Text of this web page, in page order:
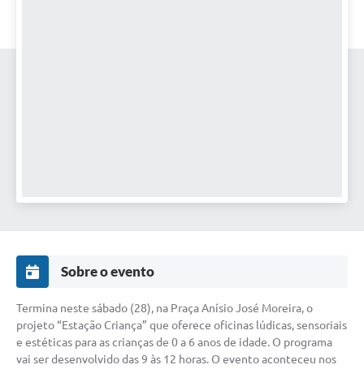
Sobre o evento
Termina neste sábado (28), na Praça Anísio José Moreira, o
projeto “Estação Criança” que oferece oficinas lúdicas, sensoriais
e estéticas para as crianças de 0 a 6 anos de idade. O programa
vai ser desenvolvido das 9 às 12 horas. O evento aconteceu nos